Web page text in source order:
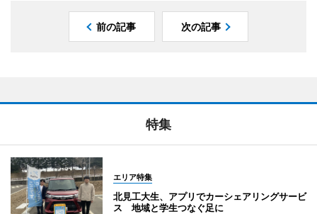
前の記事 次の記事
特集
エリア特集
北見工大生、アプリでカーシェアリングサービ
ス 地域と学生つなぐ足に